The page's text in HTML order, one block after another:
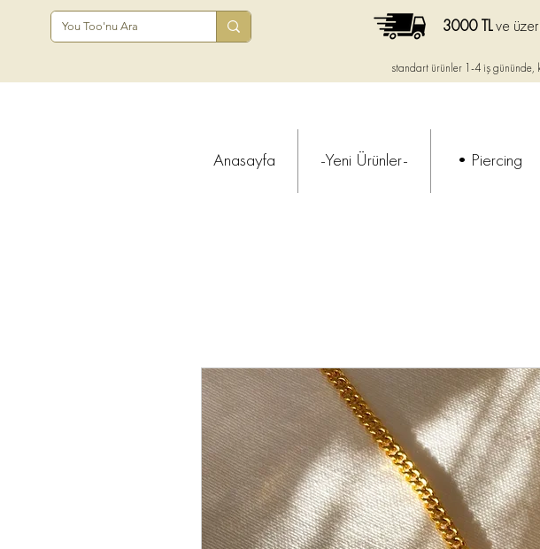
standart ürünler 1-4 iş gününde,
3000 TLve
Anasayfa -Yeni Ürünler- •Piercing